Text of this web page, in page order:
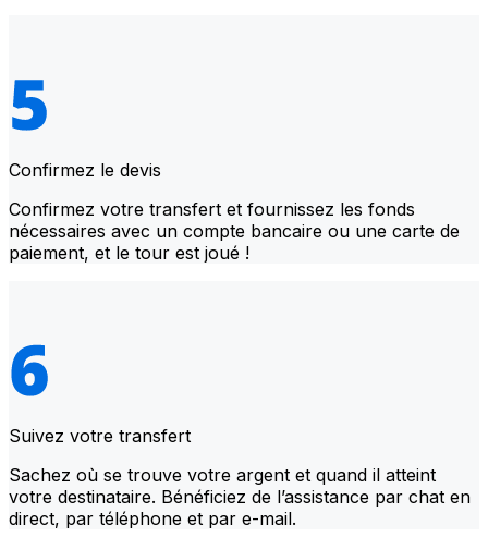
Confirmez le devis
Confirmez votre transfert et fournissez les fonds
nécessaires avec un compte bancaire ou une carte de
paiement, et le tour est joué !
Suivez votre transfert
Sachez où se trouve votre argent et quand il atteint
votre destinataire. Bénéficiez de l’assistance par chat en
direct, par téléphone et par e-mail.